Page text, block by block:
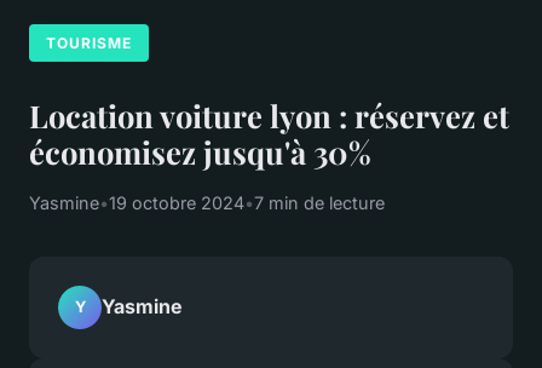
TOURISME
Location voiture lyon : réservez et
économisez jusqu'à 30%
Yasmine•19 octobre 2024•7 min de lecture
Y Yasmine